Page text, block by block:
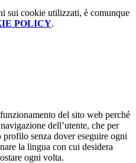
sui cookie utilizzati, è comunque
POLICY.
del sito web perché
dell’utente, che per
senza dover eseguire ogni
la lingua con cui desidera
ogni volta.